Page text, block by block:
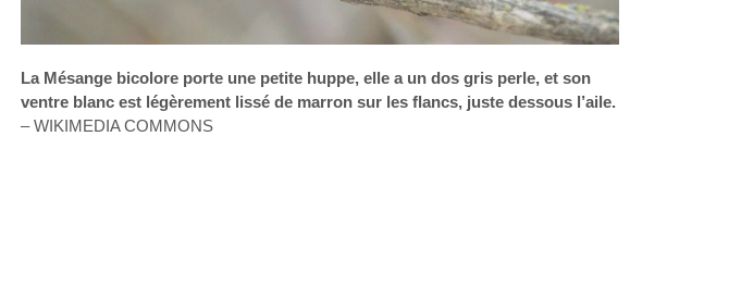
La Mésange bicolore porte une petite huppe, elle a un dos gris perle, et son
ventre blanc est légèrement lissé de marron sur les flancs, juste dessous l’aile.
– WIKIMEDIA COMMONS